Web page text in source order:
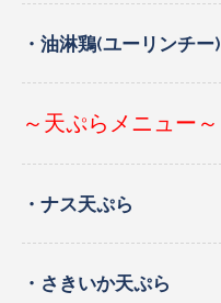
・油淋鶏(ユーリンチー)
～天ぷらメニュー～
・ナス天ぷら
・さきいか天ぷら